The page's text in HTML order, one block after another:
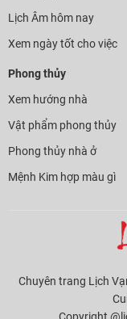
Lịch Âm hôm nay
Xem ngày tốt cho việc
Phong thủy
Xem hướng nhà
Vật phẩm phong thủy
Phong thủy nhà ở
Mệnh Kim hợp màu gì
Chuyên trang Lịch